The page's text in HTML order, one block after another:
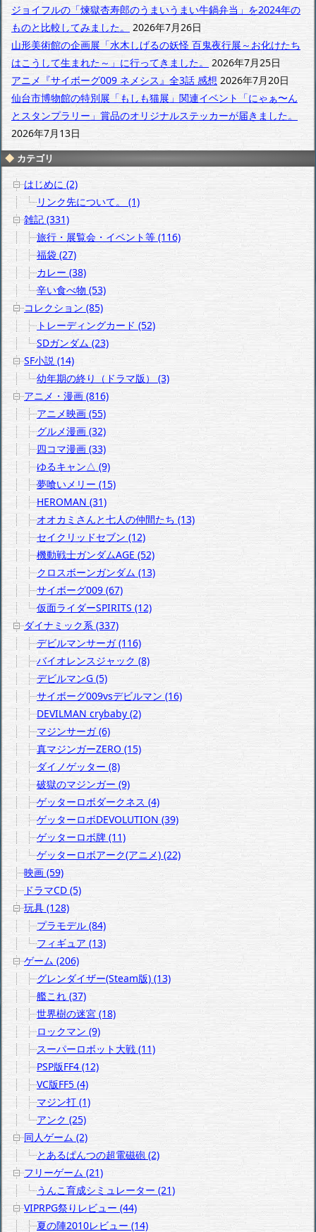
ジョイフルの「煉獄杏寿郎のうまいうまい牛鍋弁当」を2024年の
ものと比較してみました。 2026年7月26日
山形美術館の企画展「水木しげるの妖怪 百鬼夜行展～お化けたち
はこうして生まれた～」に行ってきました。 2026年7月25日
アニメ『サイボーグ009 ネメシス』全3話 感想 2026年7月20日
仙台市博物館の特別展「もしも猫展」関連イベント「にゃぁ〜ん
とスタンプラリー」賞品のオリジナルステッカーが届きました。
2026年7月13日
カテゴリ
はじめに (2)
リンク先について。 (1)
雑記 (331)
旅行・展覧会・イベント等 (116)
福袋 (27)
カレー (38)
辛い食べ物 (53)
コレクション (85)
トレーディングカード (52)
SDガンダム (23)
SF小説 (14)
幼年期の終り（ドラマ版） (3)
アニメ・漫画 (816)
アニメ映画 (55)
グルメ漫画 (32)
四コマ漫画 (33)
ゆるキャン△ (9)
夢喰いメリー (15)
HEROMAN (31)
オオカミさんと七人の仲間たち (13)
セイクリッドセブン (12)
機動戦士ガンダムAGE (52)
クロスボーンガンダム (13)
サイボーグ009 (67)
仮面ライダーSPIRITS (12)
ダイナミック系 (337)
デビルマンサーガ (116)
バイオレンスジャック (8)
デビルマンG (5)
サイボーグ009vsデビルマン (16)
DEVILMAN crybaby (2)
マジンサーガ (6)
真マジンガーZERO (15)
ダイノゲッター (8)
破獄のマジンガー (9)
ゲッターロボダークネス (4)
ゲッターロボDEVOLUTION (39)
ゲッターロボ牌 (11)
ゲッターロボアーク(アニメ) (22)
映画 (59)
ドラマCD (5)
玩具 (128)
プラモデル (84)
フィギュア (13)
ゲーム (206)
グレンダイザー(Steam版) (13)
艦これ (37)
世界樹の迷宮 (18)
ロックマン (9)
スーパーロボット大戦 (11)
PSP版FF4 (12)
VC版FF5 (4)
マジン打 (1)
アンク (25)
同人ゲーム (2)
とあるぱんつの超電磁砲 (2)
フリーゲーム (21)
うんこ育成シミュレーター (21)
VIPRPG祭りレビュー (44)
夏の陣2010レビュー (14)